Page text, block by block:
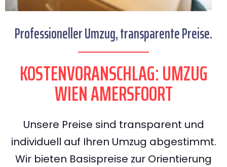
Professioneller Umzug, transparente Preise.
KOSTENVORANSCHLAG: UMZUG
WIEN AMERSFOORT
Unsere Preise sind transparent und
individuell auf Ihren Umzug abgestimmt.
Wir bieten Basispreise zur Orientierung